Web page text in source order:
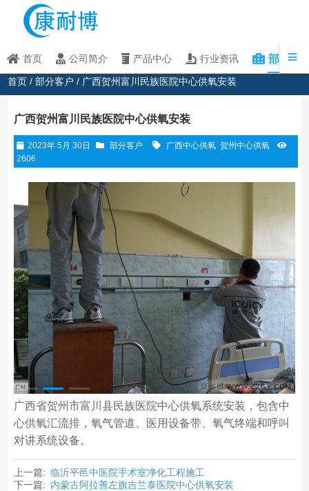
首页 公司简介 产品中心 行业资讯 部分客
首页 /部分客户 / 广西贺州富川民族医院中心供氧安装
广西贺州富川民族医院中心供氧安装
2023年 5月 30日 部分客户 广西中心供氧 贺州中心供氧
2606
广西省贺州市富川县民族医院中心供氧系统安装，包含中
心供氧汇流排，氧气管道、医用设备带、氧气终端和呼叫
对讲系统设备。
上一篇: 临沂平邑中医院手术室净化工程施工
下一篇: 内蒙古阿拉善左旗吉兰泰医院中心供氧安装